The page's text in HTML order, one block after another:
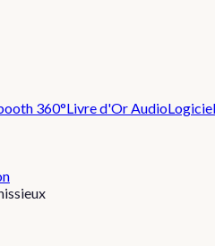
360°Livre d'Or AudioLogiciel